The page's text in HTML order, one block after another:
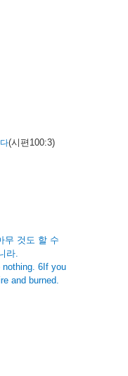
(시편 100:3)
무 것도 할 수
라.
nothing. 6If you
and burned.